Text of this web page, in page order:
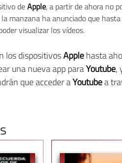
deApple, a partir de ahora no
manzana ha anunciado que
visualizar los vídeos.
los dispositivosApplehasta
una nueva app paraYoutube,
que acceder aYoutubea